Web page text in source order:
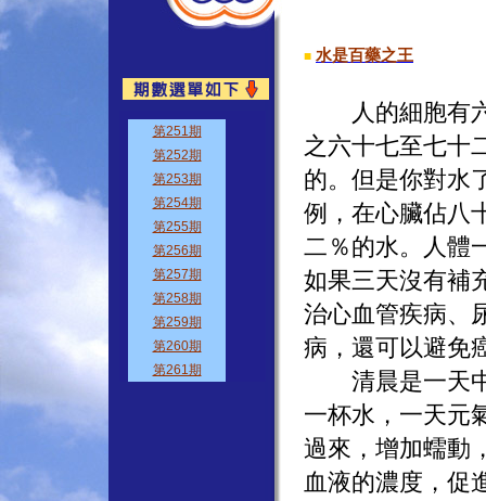
■ 水是百藥之王
人的細胞有六
之六十七至七十
的。但是你對水
例，在心臟佔八
二％的水。人體
如果三天沒有補
治心血管疾病、
病，還可以避免
清晨是一天中
一杯水，一天元
過來，增加蠕動
血液的濃度，促